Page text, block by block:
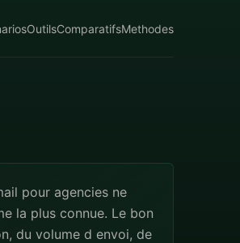
OutilsComparatifsMethodes
pour agencies ne
la plus connue. Le bon
du volume d envoi, de